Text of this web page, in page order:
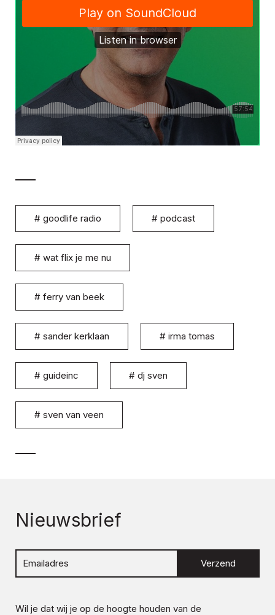
# goodlife radio # podcast
# wat flix je me nu
# ferry van beek
# sander kerklaan # irma tomas
# guideinc # dj sven
# sven van veen
Nieuwsbrief
Verzend
Wil je dat wij je op de hoogte houden van de